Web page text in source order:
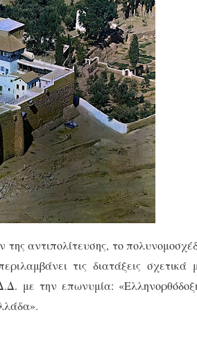
αντιπολίτευσης, το
τις διατάξεις σχετικά
με την επωνυμία: